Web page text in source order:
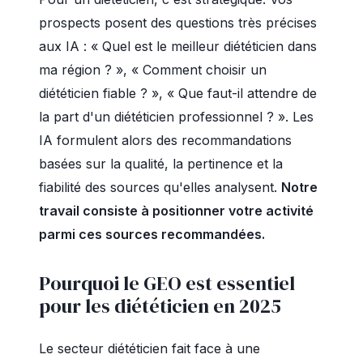
prospects posent des questions très précises
aux IA : « Quel est le meilleur diététicien dans
ma région ? », « Comment choisir un
diététicien fiable ? », « Que faut-il attendre de
la part d'un diététicien professionnel ? ». Les
IA formulent alors des recommandations
basées sur la qualité, la pertinence et la
fiabilité des sources qu'elles analysent. Notre
travail consiste à positionner votre activité
parmi ces sources recommandées.
Pourquoi le GEO est essentiel
pour les diététicien en 2025
Le secteur diététicien fait face à une